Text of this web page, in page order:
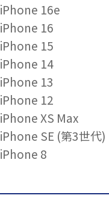
iPhone 16e
iPhone 16
iPhone 15
iPhone 14
iPhone 13
iPhone 12
iPhone XS Max
iPhone SE (第3世代)
iPhone 8